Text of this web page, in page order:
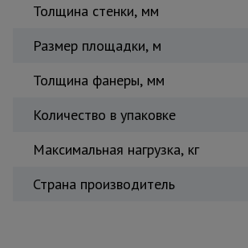
Толщина стенки, мм
Размер площадки, м
Толщина фанеры, мм
Количество в упаковке
Максимальная нагрузка, кг
Страна производитель